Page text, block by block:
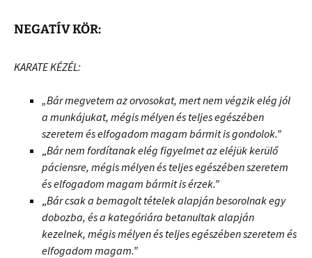
NEGATÍV KÖR:
KARATE KÉZÉL:
„Bár megvetem az orvosokat, mert nem végzik elég jól
a munkájukat, mégis mélyen és teljes egészében
szeretem és elfogadom magam bármit is gondolok.”
„Bár nem fordítanak elég figyelmet az eléjük kerülő
páciensre, mégis mélyen és teljes egészében szeretem
és elfogadom magam bármit is érzek.”
„Bár csak a bemagolt tételek alapján besorolnak egy
dobozba, és a kategóriára betanultak alapján
kezelnek, mégis mélyen és teljes egészében szeretem és
elfogadom magam.”